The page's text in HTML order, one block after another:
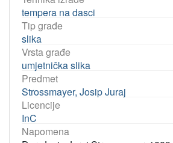
tempera na dasci
Tip građe
slika
Vrsta građe
umjetnička slika
Predmet
Strossmayer, Josip Juraj
Licencije
InC
Napomena